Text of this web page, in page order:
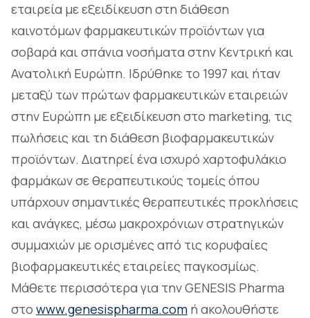
εταιρεία με εξειδίκευση στη διάθεση
καινοτόμων φαρμακευτικών προϊόντων για
σοβαρά και σπάνια νοσήματα στην Κεντρική και
Ανατολική Ευρώπη. Ιδρύθηκε το 1997 και ήταν
μεταξύ των πρώτων φαρμακευτικών εταιρειών
στην Ευρώπη με εξειδίκευση στο marketing, τις
πωλήσεις και τη διάθεση βιοφαρμακευτικών
προϊόντων. Διατηρεί ένα ισχυρό χαρτοφυλάκιο
φαρμάκων σε θεραπευτικούς τομείς όπου
υπάρχουν σημαντικές θεραπευτικές προκλήσεις
και ανάγκες, μέσω μακροχρόνιων στρατηγικών
συμμαχιών με ορισμένες από τις κορυφαίες
βιοφαρμακευτικές εταιρείες παγκοσμίως.
Μάθετε περισσότερα για την GENESIS Pharma
στo www.genesispharma.com ή ακολουθήστε